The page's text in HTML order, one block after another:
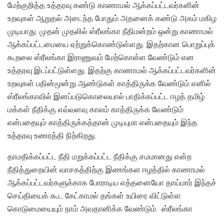
மேற்குறித்த உத்தரவு கண்டு காணாமல் ஆக்கப்பட்டவர்களின்
உறவுகள் ஆறுதல் அடைந்த போதும் அதனைக் கண்டு அகம் மகிழ
முடியாது. முதன் முதலில் ஸ்ரீலங்கா நீதிமன்றம் ஒன்று காணாமல்
ஆக்கப்பட்டமையை ஏற்றுக்கொண்டுள்ளது. இதற்கான பொறுப்புக்
கூறலை ஸ்ரீலங்கா இராணுவம் மேற்கொள்ள வேண்டும் என
உத்தரவு இடப்பட்டுள்ளது. இதற்கு காணாமல் ஆக்கப்பட்டவர்களின்
உறவுகள் பதின்மூன்று ஆண்டுகள் காத்திருக்க வேண்டும் எனில்
ஸ்ரீலங்காவில் இனப்படுகொலையால் பாதிக்கப்பட்ட ஈழத் தமிழ்
மக்கள் நீதிக்கு எவ்வளவு காலம் காத்திருக்க வேண்டும்
என்பதையும் காத்திருக்கத்தான் முடியுமா என்பதையும் இந்த
உத்தரவு உணரத்தி நிற்கிறது.
தாமதிக்கப்பட்ட நீதி மறுக்கப்பட்ட நீதிக்கு சமமானது என்ற
நீதித்துறையின் வாசகத்திற்கு இணங்கள ஈழத்தில் காணாமல்
ஆக்கப்பட்டவர்களுக்காக போராடிய எத்தனையோ தாய்மார் இந்தச்
செய்தியைக் கூட கேட்காமல் தங்கள் உயிரை விட்டுள்ள
கொடுமையையும் நாம் அவதானிக்க வேண்டும். ஸ்ரீலங்கா